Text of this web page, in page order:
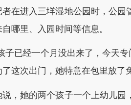
进入三垟湿地公园时，公园
哪里、入园时间等信息。
已经一个月没出来了，今天专
这次出门，她特意在包里放了
她的两个孩子一个上幼儿园